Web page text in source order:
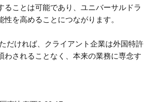
ることは可能であり、ユニバーサルドラ
を高めることにつながります。
だければ、クライアント企業は外国特許
わされることなく、本来の業務に専念す